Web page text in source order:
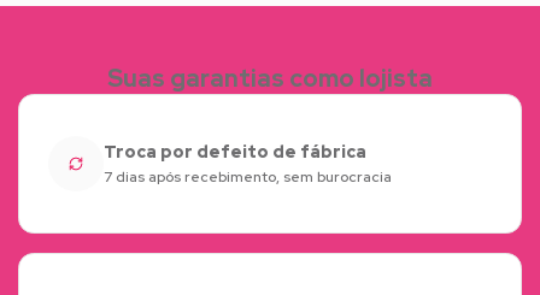
Suas garantias como lojista
Troca por defeito de fábrica
7 dias após recebimento, sem burocracia